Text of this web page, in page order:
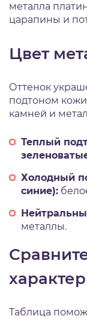
металла
царапины и
Цвет
Оттенок
подтоном
камней и
Теплый
Холодный
синие):
металлы.
Таблица